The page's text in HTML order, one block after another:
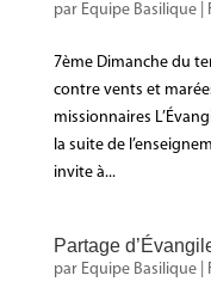
par Equipe Basilique|
7ème Dimanche du
contre vents et
missionnaires
la suite de
invite à...
Partage
par Equipe Basilique|